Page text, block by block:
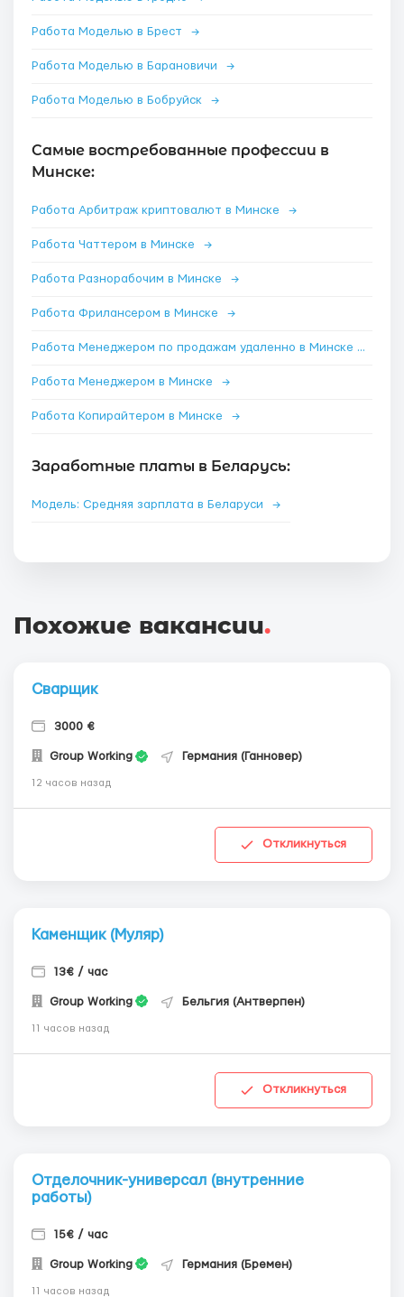
Работа Моделью в Брест →
Работа Моделью в Барановичи →
Работа Моделью в Бобруйск →
Самые востребованные профессии в
Минске:
Работа Арбитраж криптовалют в Минске →
Работа Чаттером в Минске →
Работа Разнорабочим в Минске →
Работа Фрилансером в Минске →
Работа Менеджером по продажам удаленно в Минске→
Работа Менеджером в Минске →
Работа Копирайтером в Минске →
Заработные платы в Беларусь:
Модель: Средняя зарплата в Беларуси →
Похожие вакансии.
Сварщик
3000 €
Group Working Германия (Ганновер)
12 часов назад
Откликнуться
Каменщик (Муляр)
13€ / час
Group Working Бельгия (Антверпен)
11 часов назад
Откликнуться
Отделочник-универсал (внутренние
работы)
15€ / час
Group Working Германия (Бремен)
11 часов назад